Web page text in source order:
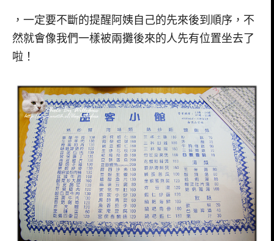
，一定要不斷的提醒阿姨自己的先來後到順序，不
然就會像我們一樣被兩攤後來的人先有位置坐去了
啦！